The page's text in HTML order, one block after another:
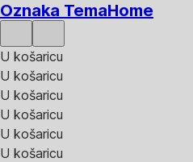
Oznaka TemaHome
U košaricu
U košaricu
U košaricu
U košaricu
U košaricu
U košaricu